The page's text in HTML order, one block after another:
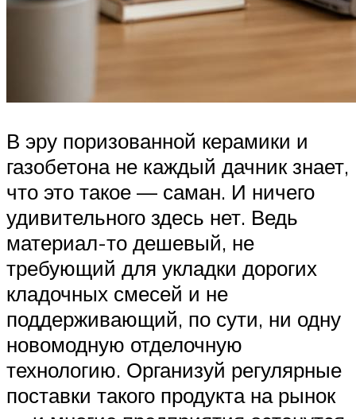
В эру поризованной керамики и
газобетона не каждый дачник знает,
что это такое — саман. И ничего
удивительного здесь нет. Ведь
материал-то дешевый, не
требующий для укладки дорогих
кладочных смесей и не
поддерживающий, по сути, ни одну
новомодную отделочную
технологию. Организуй регулярные
поставки такого продукта на рынок